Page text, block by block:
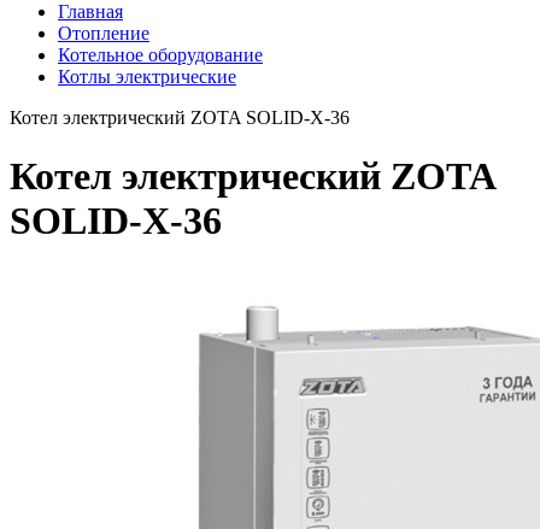
Главная
Отопление
Котельное оборудование
Котлы электрические
Котел электрический ZOTA SOLID-X-36
Котел электрический ZOTA
SOLID-X-36